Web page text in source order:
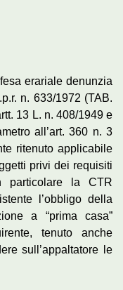
erariale denunzia
n. 633/1972 (TAB.
13 L. n. 408/1949 e
all’art. 360 n. 3
ritenuto applicabile
privi dei requisiti
particolare la CTR
l’obbligo della
a “prima casa”
tenuto anche
sull’appaltatore le